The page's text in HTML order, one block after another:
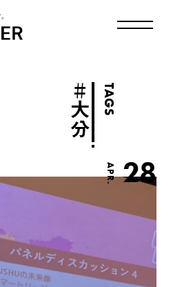
TAGS
＃
大分
APR. 28